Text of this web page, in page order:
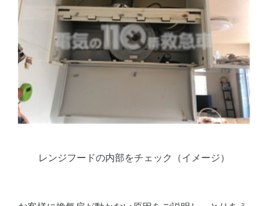
レンジフードの内部をチェック（イメージ）